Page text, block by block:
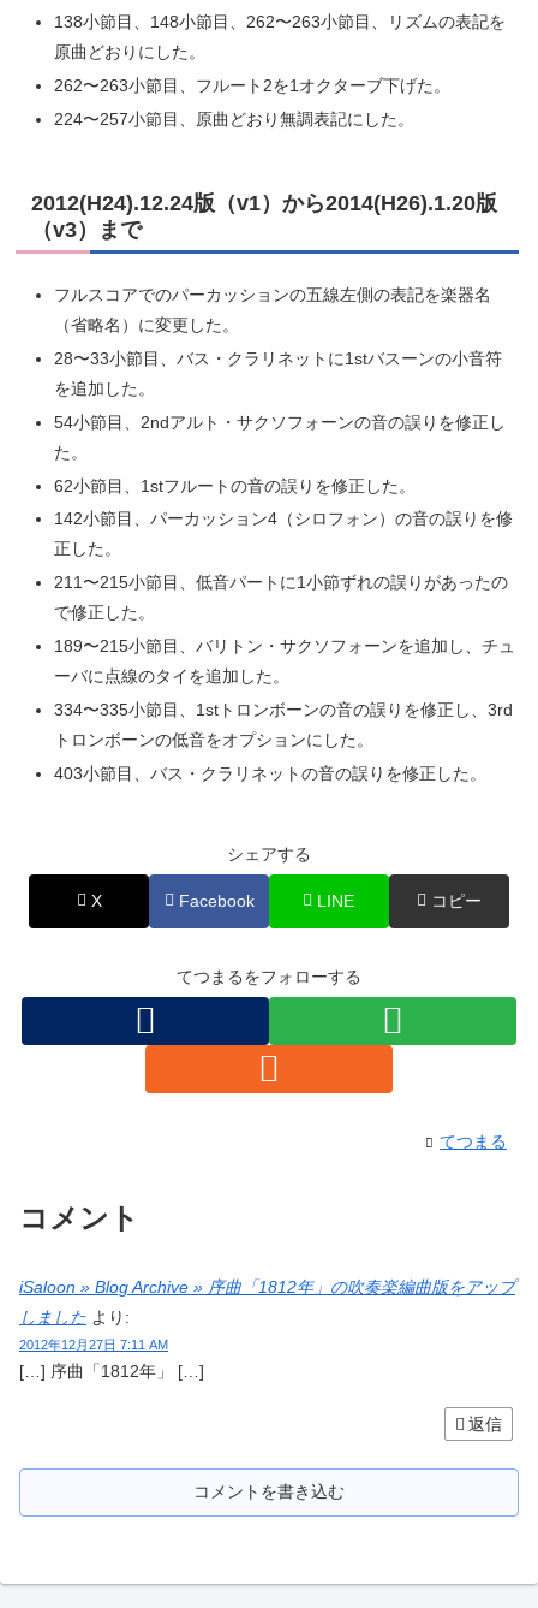
138小節目、148小節目、262〜263小節目、リズムの表記を
原曲どおりにした。
262〜263小節目、フルート2を1オクターブ下げた。
224〜257小節目、原曲どおり無調表記にした。
2012(H24).12.24版（v1）から2014(H26).1.20版
（v3）まで
フルスコアでのパーカッションの五線左側の表記を楽器名
（省略名）に変更した。
28〜33小節目、バス・クラリネットに1stバスーンの小音符
を追加した。
54小節目、2ndアルト・サクソフォーンの音の誤りを修正し
た。
62小節目、1stフルートの音の誤りを修正した。
142小節目、パーカッション4（シロフォン）の音の誤りを修
正した。
211〜215小節目、低音パートに1小節ずれの誤りがあったの
で修正した。
189〜215小節目、バリトン・サクソフォーンを追加し、チュ
ーバに点線のタイを追加した。
334〜335小節目、1stトロンボーンの音の誤りを修正し、3rd
トロンボーンの低音をオプションにした。
403小節目、バス・クラリネットの音の誤りを修正した。
シェアする
X Facebook LINE コピー
てつまるをフォローする
てつまる
コメント
iSaloon » Blog Archive » 序曲「1812年」の吹奏楽編曲版をアップ
しました より:
2012年12月27日 7:11 AM
[…] 序曲「1812年」 […]
返信
コメントを書き込む